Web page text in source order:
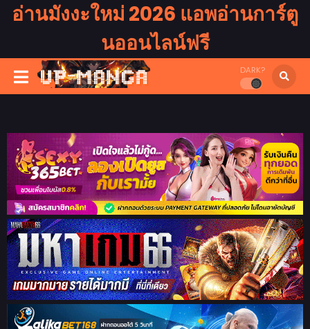
อ่านมังงะใหม่ 2026 แอพอ่านการ์ตู
นออนไลน์ฟรี
DARK?